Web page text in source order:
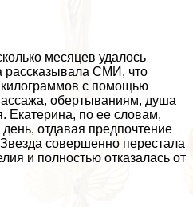
месяцев удалось
рассказывала СМИ, что
с помощью
обертываниям, душа
Екатерина, по ее словам,
отдавая предпочтение
совершенно перестала
и полностью отказалась от